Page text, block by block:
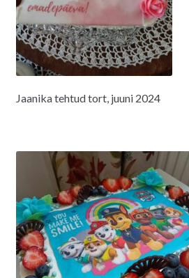
Jaanika tehtud tort, juuni 2024